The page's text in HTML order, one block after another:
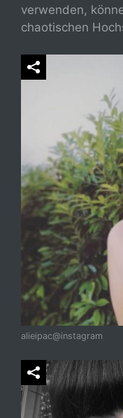
verwenden,
chaotischen
alieipac@instagram